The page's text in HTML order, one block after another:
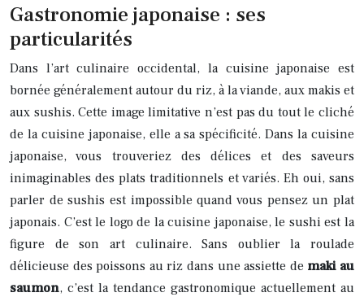
Gastronomie japonaise : ses
particularités
Dans l’art culinaire occidental, la cuisine japonaise est
bornée généralement autour du riz, à la viande, aux makis et
aux sushis. Cette image limitative n’est pas du tout le cliché
de la cuisine japonaise, elle a sa spécificité. Dans la cuisine
japonaise, vous trouveriez des délices et des saveurs
inimaginables des plats traditionnels et variés. Eh oui, sans
parler de sushis est impossible quand vous pensez un plat
japonais. C’est le logo de la cuisine japonaise, le sushi est la
figure de son art culinaire. Sans oublier la roulade
délicieuse des poissons au riz dans une assiette de maki au
saumon, c’est la tendance gastronomique actuellement au